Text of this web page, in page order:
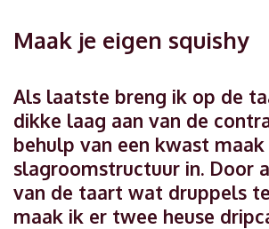
Maak je eigen squishy
Als laatste breng ik op de
dikke laag aan van de
behulp van een kwast maak
slagroomstructuur in. Door
van de taart wat druppels
maak ik er twee heuse